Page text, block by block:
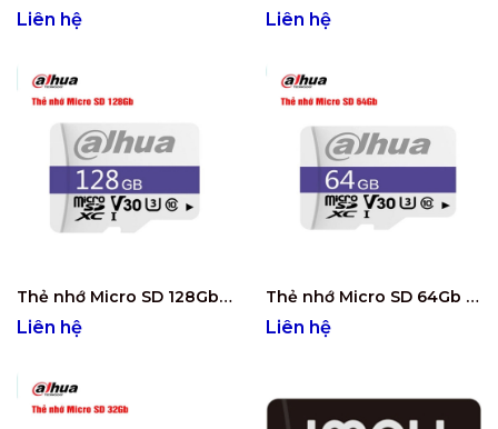
Liên hệ Liên hệ
Thẻ nhớ Micro SD 128Gb DAHUA DHI-TF-C100/128GB
Liên hệ
Thẻ nhớ Micro SD 64Gb DAHUA DHI-TF-C100/64GB
Liên hệ